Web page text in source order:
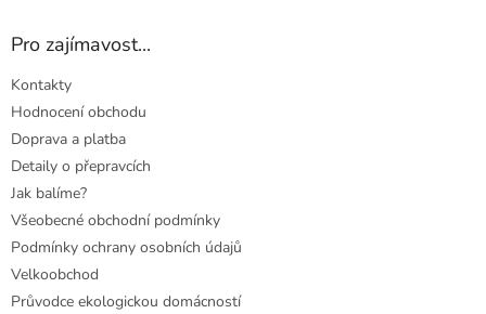
Pro zajímavost...
Kontakty
Hodnocení obchodu
Doprava a platba
Detaily o přepravcích
Jak balíme?
Všeobecné obchodní podmínky
Podmínky ochrany osobních údajů
Velkoobchod
Průvodce ekologickou domácností